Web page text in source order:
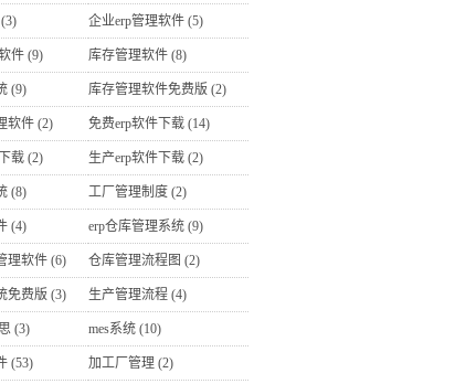
(3) 企业erp管理软件 (5)
件 (9) 库存管理软件 (8)
(9) 库存管理软件免费版 (2)
软件 (2) 免费erp软件下载 (14)
载 (2) 生产erp软件下载 (2)
(8) 工厂管理制度 (2)
(4) erp仓库管理系统 (9)
理软件 (6) 仓库管理流程图 (2)
免费版 (3) 生产管理流程 (4)
(3) mes系统 (10)
(53) 加工厂管理 (2)